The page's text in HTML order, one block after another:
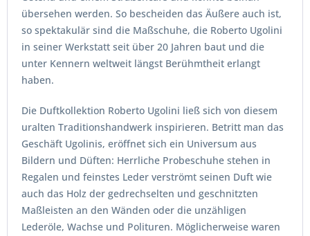
übersehen werden. So bescheiden das Äußere auch ist,
so spektakulär sind die Maßschuhe, die Roberto Ugolini
in seiner Werkstatt seit über 20 Jahren baut und die
unter Kennern weltweit längst Berühmtheit erlangt
haben.
Die Duftkollektion Roberto Ugolini ließ sich von diesem
uralten Traditionshandwerk inspirieren. Betritt man das
Geschäft Ugolinis, eröffnet sich ein Universum aus
Bildern und Düften: Herrliche Probeschuhe stehen in
Regalen und feinstes Leder verströmt seinen Duft wie
auch das Holz der gedrechselten und geschnitzten
Maßleisten an den Wänden oder die unzähligen
Lederöle, Wachse und Polituren. Möglicherweise waren